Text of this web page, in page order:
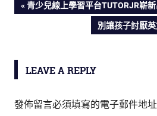
文
導
PREVIOUS
青少兒線上學習平台TUTORJR嶄
NEXT
別讓孩子討厭
LEAVE A REPLY
發佈留言必須填寫的電子郵件地